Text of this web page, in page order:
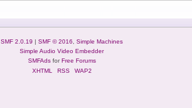
SMF 2.0.19 | SMF © 2016
Simple Machines
Simple Audio Video Embedder
SMFAdsforFree Forums
XHTML
RSS WAP2